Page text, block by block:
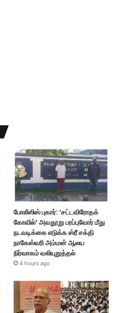
போலீஸிஸ் புகார்: ‘சட்டவிரோதக்
கோவில்’ அவதூறு பரப்புவோர் மீது
நடவடிக்கை எடுக்க ஸ்ரீ சக்தி
நாகேஸ்வரி அம்மன் ஆலய
நிர்வாகம் வலியுறுத்தல்
4 hours ago